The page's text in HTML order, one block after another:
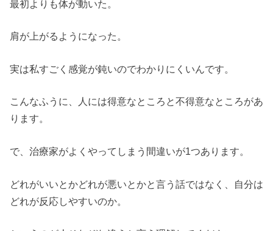
最初よりも体が動いた。
肩が上がるようになった。
実は私すごく感覚が鈍いのでわかりにくいんです。
こんなふうに、人には得意なところと不得意なところがあ
ります。
で、治療家がよくやってしまう間違いが1つあります。
どれがいいとかどれが悪いとかと言う話ではなく、自分は
どれが反応しやすいのか。